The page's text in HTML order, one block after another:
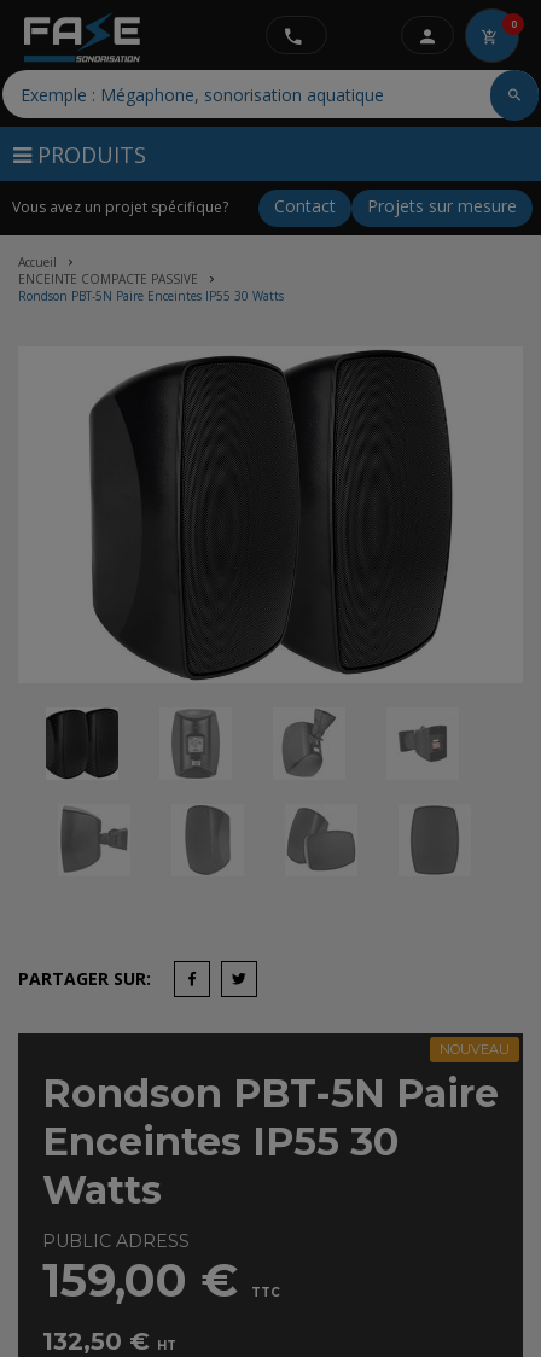
PRODUITS
Vous avez un projet spécifique? Projets sur mesure
Contact
0
Accueil
ENCEINTE COMPACTE PASSIVE
Rondson PBT-5N Paire Enceintes IP55 30 Watts
PARTAGER SUR:
NOUVEAU
Rondson PBT-5N Paire
Enceintes IP55 30
Watts
PUBLIC ADRESS
159,00 € TTC
132,50 € HT